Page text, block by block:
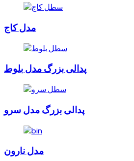
مدل کاج
پدالی بزرگ مدل بلوط
پدالی بزرگ مدل سرو
مدل نارون